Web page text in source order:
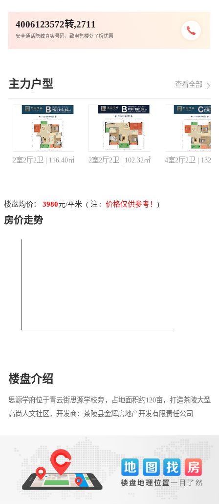
4006123572转,2711
安全通话隐藏真实号码，致电售楼处了解优惠
主力户型 查看全部
2室2厅2卫 | 116.40㎡ 2室2厅2卫 | 102.32㎡ 4室2厅2卫 |
楼盘均价：3980元/平米 ( 注 :价格仅供参考！)
房价走势
楼盘介绍
思源学府位于青云街思源学校旁，占地面积约120亩，打造茶陵大型
高尚人文社区，开发商：茶陵县金辉房地产开发有限责任公司